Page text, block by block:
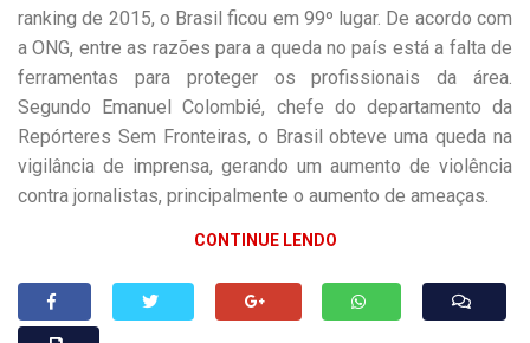
ranking de 2015, o Brasil ficou em 99º lugar. De acordo com
a ONG, entre as razões para a queda no país está a falta de
ferramentas para proteger os profissionais da área.
Segundo Emanuel Colombié, chefe do departamento da
Repórteres Sem Fronteiras, o Brasil obteve uma queda na
vigilância de imprensa, gerando um aumento de violência
contra jornalistas, principalmente o aumento de ameaças.
CONTINUE LENDO